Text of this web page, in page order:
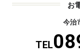
お
今治
TEL